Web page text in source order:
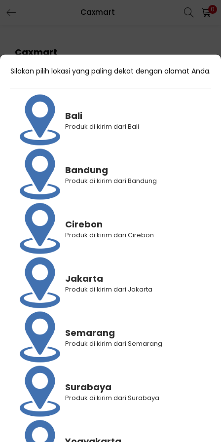
Caxmart 0
Caxmart
Region
Sumatera Utara
Kota
Kode Reseller
Nama Online Shop
Link Toko
BANTUAN
Panduan Pembelian
Panduan Registrasi
Panduan Pemilihan Cabang Pengiriman
Panduan Lacak Pengiriman
Lacak Pengiriman
Hubungi Kami
KEBIJAKAN KAMI
Syarat dan Ketentuan
Kebijakan Privasi
FAQ
Silakan pilih lokasi yang paling dekat dengan alamat Anda.
Bali
Produk di kirim dari Bali
Bandung
Produk di kirim dari Bandung
Cirebon
Produk di kirim dari Cirebon
Jakarta
Produk di kirim dari Jakarta
Semarang
Produk di kirim dari Semarang
Surabaya
Produk di kirim dari Surabaya